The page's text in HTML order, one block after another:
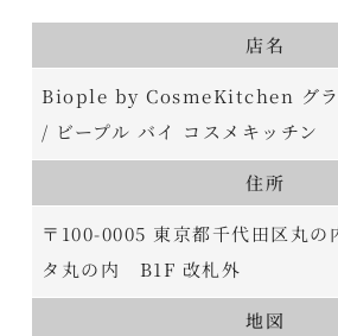
店名
Biople by CosmeKitchen グラ
/ ビープル バイ コスメキッチン
住所
〒100-0005 東京都千代田区丸の
タ丸の内 B1F 改札外
地図